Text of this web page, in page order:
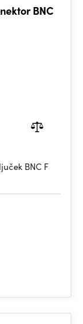
BNC
BNC F